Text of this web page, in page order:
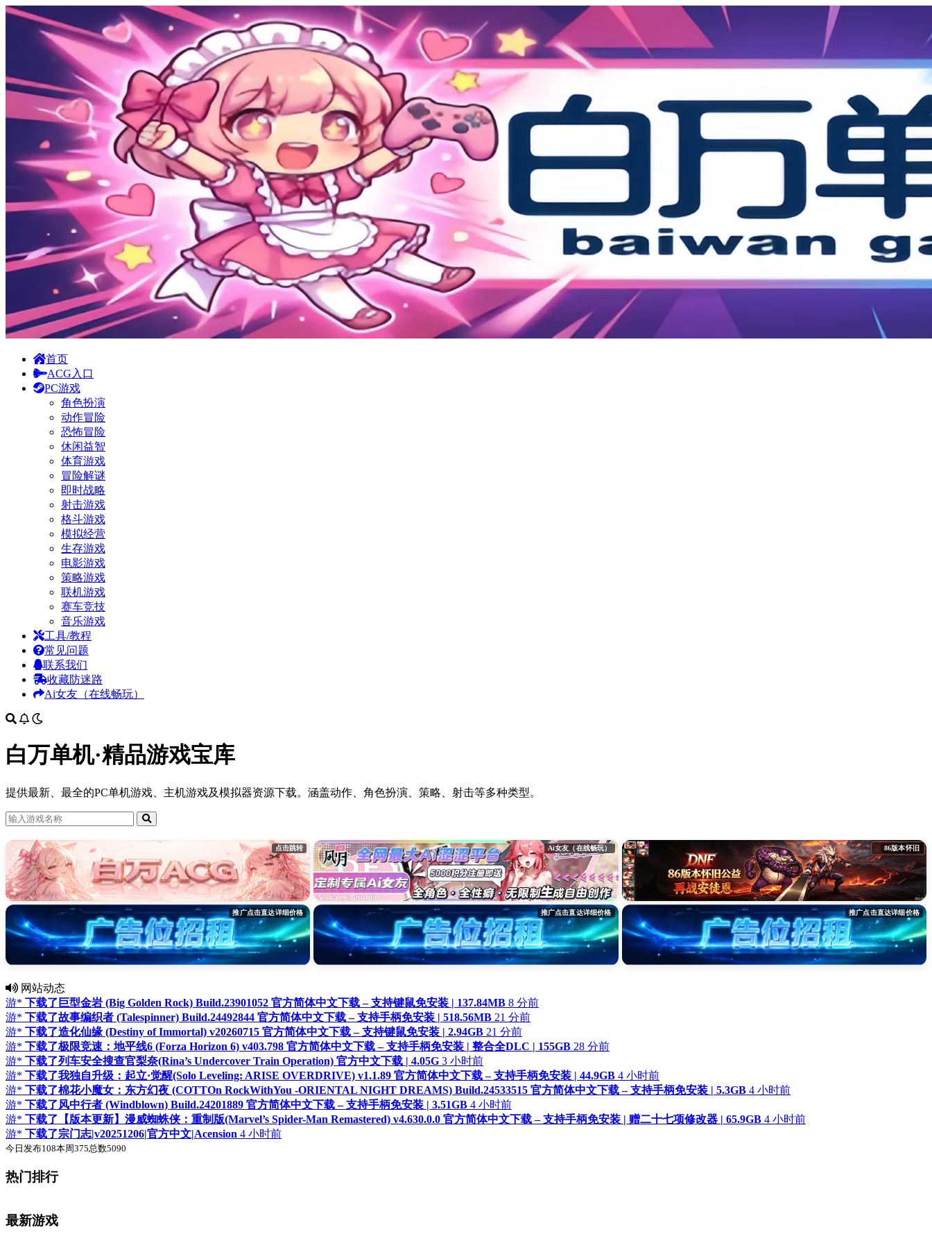
首页
ACG入口
PC游戏
角色扮演
动作冒险
恐怖冒险
休闲益智
体育游戏
冒险解谜
即时战略
射击游戏
格斗游戏
模拟经营
生存游戏
电影游戏
策略游戏
联机游戏
赛车竞技
音乐游戏
工具/教程
常见问题
联系我们
收藏防迷路
Ai女友（在线畅玩）
白万单机·精品游戏宝库
提供最新、最全的PC单机游戏、主机游戏及模拟器资源下载。涵盖动作、角色扮演、策略、射击等多种类型。
点击跳转 Ai女友（在线畅玩） 86版本怀旧
推广点击直达详细价格 推广点击直达详细价格 推广点击直达详细价格
网站动态
游* 下载了巨型金岩 (Big Golden Rock) Build.23901052 官方简体中文下载 – 支持键鼠免安装 | 137.84MB 8 分前
游* 下载了故事编织者 (Talespinner) Build.24492844 官方简体中文下载 – 支持手柄免安装 | 518.56MB 21 分前
游* 下载了造化仙缘 (Destiny of Immortal) v20260715 官方简体中文下载 – 支持键鼠免安装 | 2.94GB 21 分前
游* 下载了极限竞速：地平线6 (Forza Horizon 6) v403.798 官方简体中文下载 – 支持手柄免安装 | 整合全DLC | 155GB 28 分前
游* 下载了列车安全搜查官梨奈(Rina’s Undercover Train Operation) 官方中文下载 | 4.05G 3 小时前
游* 下载了我独自升级：起立·觉醒(Solo Leveling: ARISE OVERDRIVE) v1.1.89 官方简体中文下载 – 支持手柄免安装 | 44.9GB 4 小时前
游* 下载了棉花小魔女：东方幻夜 (COTTOn RockWithYou -ORIENTAL NIGHT DREAMS) Build.24533515 官方简体中文下载 – 支持手柄免安装 | 5.3GB 4 小时前
游* 下载了风中行者 (Windblown) Build.24201889 官方简体中文下载 – 支持手柄免安装 | 3.51GB 4 小时前
游* 下载了【版本更新】漫威蜘蛛侠：重制版(Marvel’s Spider-Man Remastered) v4.630.0.0 官方简体中文下载 – 支持手柄免安装 | 赠二十七项修改器 | 65.9GB 4 小时前
游* 下载了宗门志|v20251206|官方中文|Acension 4 小时前
今日发布108本周375总数5090
热门排行
最新游戏